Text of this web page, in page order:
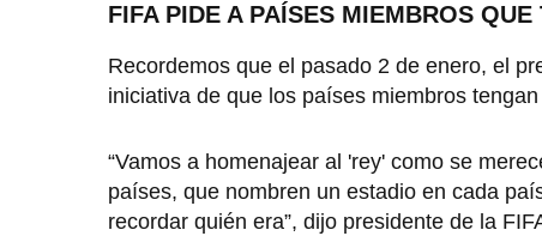
FIFA PIDE A PAÍSES MIEMBROS
Recordemos que el pasado 2 de enero, el
iniciativa de que los países miembros
“Vamos a homenajear al 'rey' como se
países, que nombren un estadio en cada
recordar quién era”, dijo presidente de la